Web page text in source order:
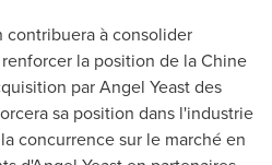
contribuera à consolider
la position de la Chine
par Angel Yeast des
sa position dans l'industrie
concurrence sur le marché en